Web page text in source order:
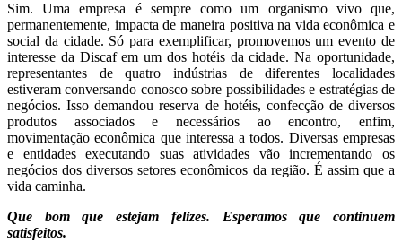
Sim. Uma empresa é sempre como um organismo vivo que,
permanentemente, impacta de maneira positiva na vida econômica e
social da cidade. Só para exemplificar, promovemos um evento de
interesse da Discaf em um dos hotéis da cidade. Na oportunidade,
representantes de quatro indústrias de diferentes localidades
estiveram conversando conosco sobre possibilidades e estratégias de
negócios. Isso demandou reserva de hotéis, confecção de diversos
produtos associados e necessários ao encontro, enfim,
movimentação econômica que interessa a todos. Diversas empresas
e entidades executando suas atividades vão incrementando os
negócios dos diversos setores econômicos da região. É assim que a
vida caminha.
Que bom que estejam felizes. Esperamos que continuem
satisfeitos.